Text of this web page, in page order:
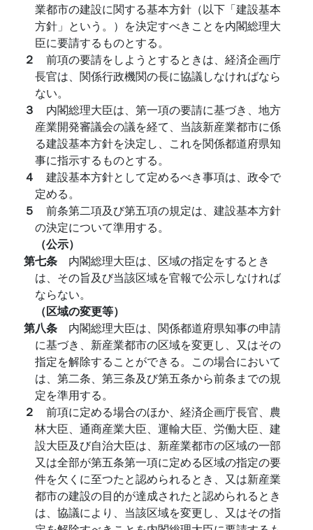
業都市の建設に関する基本方針（以下「建設基本
方針」という。）を決定すべきことを内閣総理大
臣に要請するものとする。
２ 前項の要請をしようとするときは、経済企画庁
長官は、関係行政機関の長に協議しなければなら
ない。
３ 内閣総理大臣は、第一項の要請に基づき、地方
産業開発審議会の議を経て、当該新産業都市に係
る建設基本方針を決定し、これを関係都道府県知
事に指示するものとする。
４ 建設基本方針として定めるべき事項は、政令で
定める。
５ 前条第二項及び第五項の規定は、建設基本方針
の決定について準用する。
（公示）
第七条 内閣総理大臣は、区域の指定をするとき
は、その旨及び当該区域を官報で公示しなければ
ならない。
（区域の変更等）
第八条 内閣総理大臣は、関係都道府県知事の申請
に基づき、新産業都市の区域を変更し、又はその
指定を解除することができる。この場合において
は、第二条、第三条及び第五条から前条までの規
定を準用する。
２ 前項に定める場合のほか、経済企画庁長官、農
林大臣、通商産業大臣、運輸大臣、労働大臣、建
設大臣及び自治大臣は、新産業都市の区域の一部
又は全部が第五条第一項に定める区域の指定の要
件を欠くに至つたと認められるとき、又は新産業
都市の建設の目的が達成されたと認められるとき
は、協議により、当該区域を変更し、又はその指